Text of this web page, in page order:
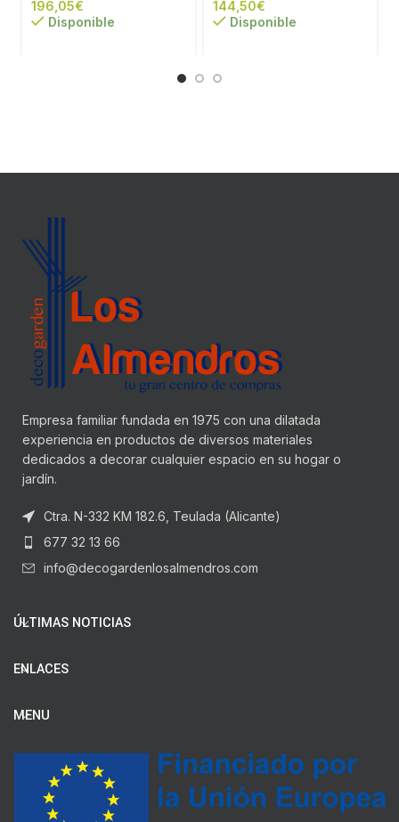
€
Disponible
€
Disponible
Empresa familiar fundada en 1975 con una dilatada
experiencia en productos de diversos materiales
dedicados a decorar cualquier espacio en su hogar o
jardín.
Ctra. N-332 KM 182.6, Teulada (Alicante)
677 32 13 66
info@decogardenlosalmendros.com
ÚLTIMAS NOTICIAS
ENLACES
MENU